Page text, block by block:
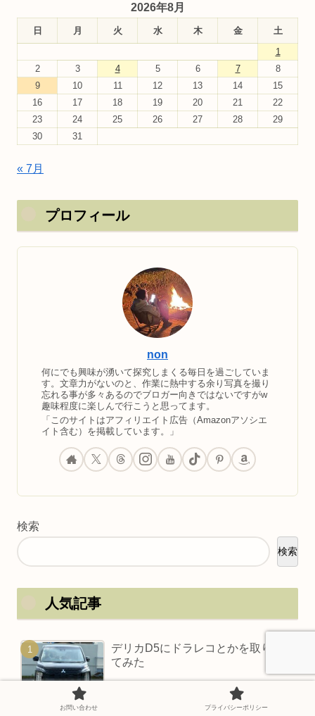
2026年8月
日 月 火 水 木 金
土
1
2
3 4 5 6 7
8
9
10 11 12 13 14
15
16
17 18 19 20 21
22
23
24 25 26 27 28
29
30
31
« 7月
プロフィール
non
何にでも興味が湧いて探究しまくる毎日を過ごしていま
す。文章力がないのと、作業に熱中する余り写真を撮り
忘れる事が多々あるのでブロガー向きではないですがw
趣味程度に楽しんで行こうと思ってます。
「このサイトはアフィリエイト広告（Amazonアソシエ
イト含む）を掲載しています。」
検索
検索
人気記事
デリカD5にドラレコとかを取り付け
てみた
お問い合わせ プライバシーポリシー